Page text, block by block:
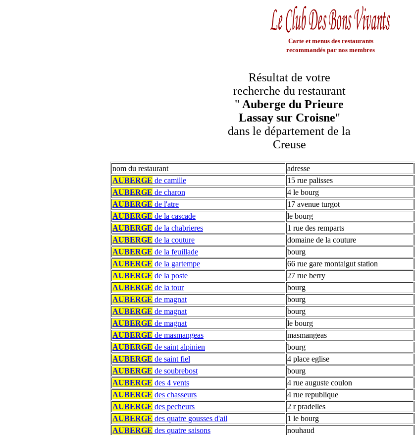
Carte et menus des restaurants
recommandés par nos membres
Résultat de votre
recherche du restaurant
" Auberge du Prieure
Lassay sur Croisne"
dans le département de la
Creuse
nom du restaurant adresse
AUBERGE de camille 15 rue palisses
AUBERGE de charon 4 le bourg
AUBERGE de l'atre 17 avenue turgot
AUBERGE de la cascade le bourg
AUBERGE de la chabrieres 1 rue des remparts
AUBERGE de la couture domaine de la couture
AUBERGE de la feuillade bourg
AUBERGE de la gartempe 66 rue gare montaigut station
AUBERGE de la poste 27 rue berry
AUBERGE de la tour bourg
AUBERGE de magnat bourg
AUBERGE de magnat bourg
AUBERGE de magnat le bourg
AUBERGE de masmangeas masmangeas
AUBERGE de saint alpinien bourg
AUBERGE de saint fiel 4 place eglise
AUBERGE de soubrebost bourg
AUBERGE des 4 vents 4 rue auguste coulon
AUBERGE des chasseurs 4 rue republique
AUBERGE des pecheurs 2 r pradelles
AUBERGE des quatre gousses d'ail 1 le bourg
AUBERGE des quatre saisons nouhaud